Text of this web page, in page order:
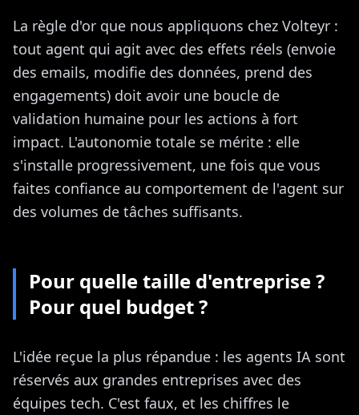
La règle d'or que nous appliquons chez Volteyr :
tout agent qui agit avec des effets réels (envoie
des emails, modifie des données, prend des
engagements) doit avoir une boucle de
validation humaine pour les actions à fort
impact. L'autonomie totale se mérite : elle
s'installe progressivement, une fois que vous
faites confiance au comportement de l'agent sur
des volumes de tâches suffisants.
Pour quelle taille d'entreprise ?
Pour quel budget ?
L'idée reçue la plus répandue : les agents IA sont
réservés aux grandes entreprises avec des
équipes tech. C'est faux, et les chiffres le